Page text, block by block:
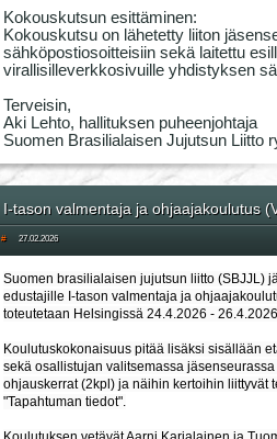
Kokouskutsun esittäminen:
Kokouskutsu on lähetetty liiton
sähköpostiosoitteisiin sekä laitettu
virallisilleverkkosivuille yhdistyksen
Terveisin,
Aki Lehto, hallituksen puheenjohtaja
Suomen Brasilialaisen Jujutsun Liitto
I-tason valmentaja ja ohjaajakoulutus
# 27.02.2026
Suomen brasilialaisen jujutsun liitto (SBJJL)
edustajille I-tason valmentaja ja
toteutetaan Helsingissä 24.4.2026 -
Koulutuskokonaisuus pitää lisäksi sisällään
sekä osallistujan valitsemassa
ohjauskerrat (2kpl) ja näihin kertoihin liittyvät
"Tapahtuman tiedot".